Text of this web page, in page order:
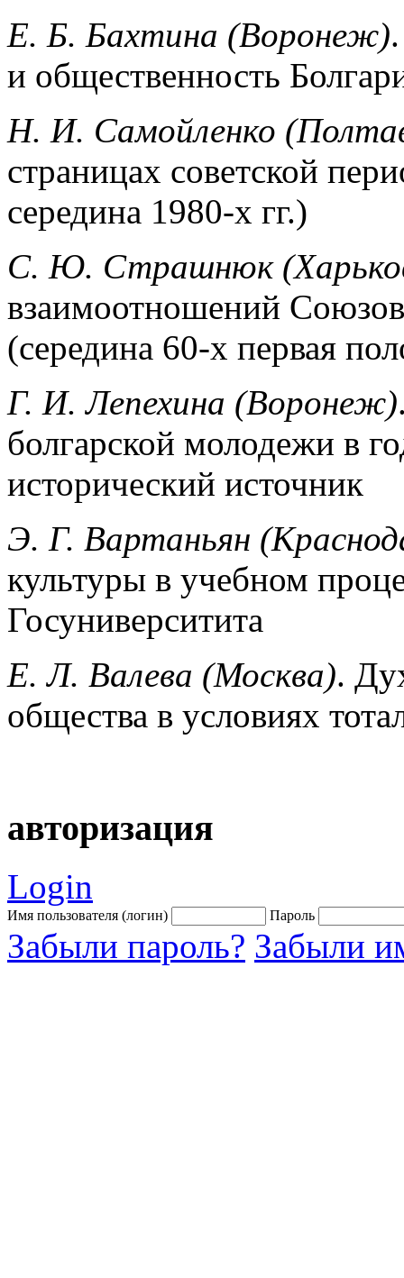
Е. Б. Бахтина (Воронеж)
и общественность
Н. И. Самойленко
страницах совет­ской
середина 1980-х гг.)
С. Ю. Страшнюк
взаимоотношений
(середина 60-х первая
Г. И. Лепехина (Воронеж)
болгарской мо­лодежи в
исторический источник
Э. Г. Вартаньян
культуры в учебном
Госуниверситита
Е. Л. Валева (Москва).
общества в условиях
авторизация
Login
Имя пользователя (логин) Пароль
Забыли пароль? Забыли